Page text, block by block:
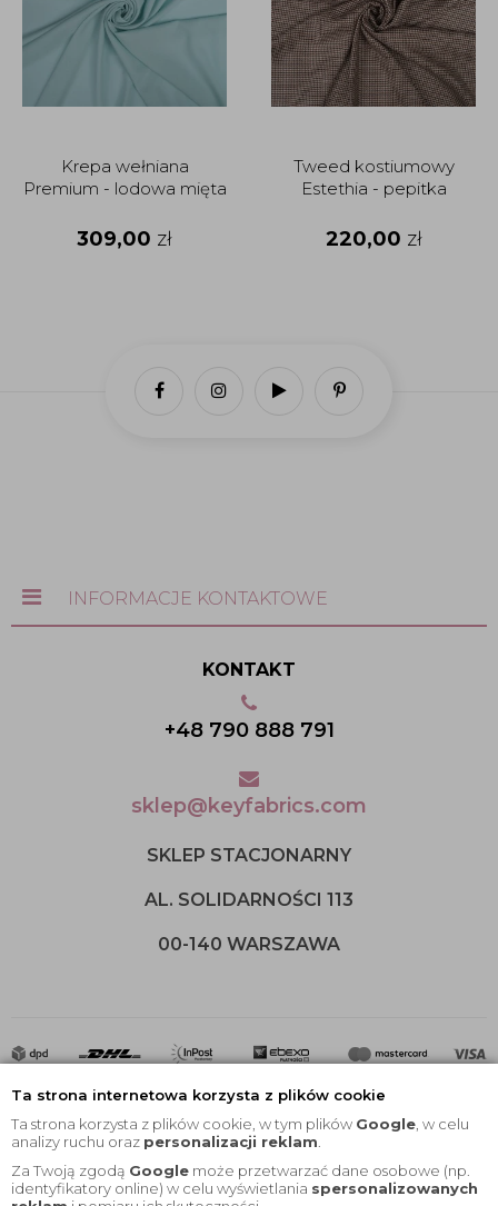
Ta strona internetowa korzysta z plików cookie
Ta strona korzysta z plików cookie, w tym plików Google , w celu
analizy ruchu oraz personalizacji reklam
Za Twoją zgodą Google może przetwarzać dane osobowe (np.
identyfikatory online) w celu wyświetlania spersonalizowanych
Krepa wełniana
Premium - lodowa mięta
309,00 zł
Tweed kostiumowy
Estethia - pepitka
220,00 zł
INFORMACJE KONTAKTOWE
KONTAKT
+48 790 888 791
sklep@keyfabrics.com
SKLEP STACJONARNY
AL. SOLIDARNOŚCI 113
00-140 WARSZAWA
2020 © Wszelkie Prawa Zastrzeżone |KEYfabrics